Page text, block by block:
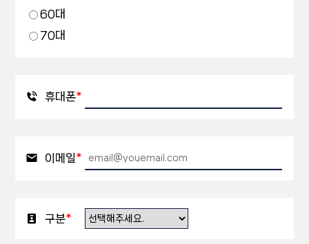
60대
70대
휴대폰*
이메일*
구분*